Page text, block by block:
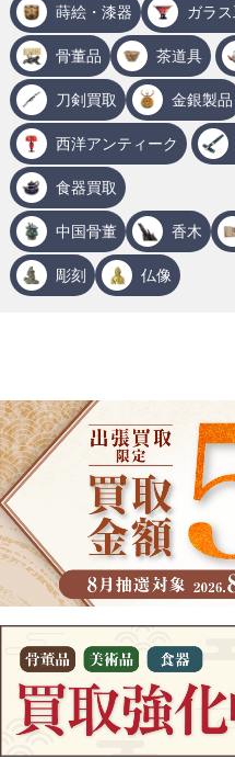
蒔絵・漆器 ガラ
骨董品 茶道具
刀剣買取 金銀製品
西洋アンティーク
食器買取
中国骨董 香木
彫刻 仏像